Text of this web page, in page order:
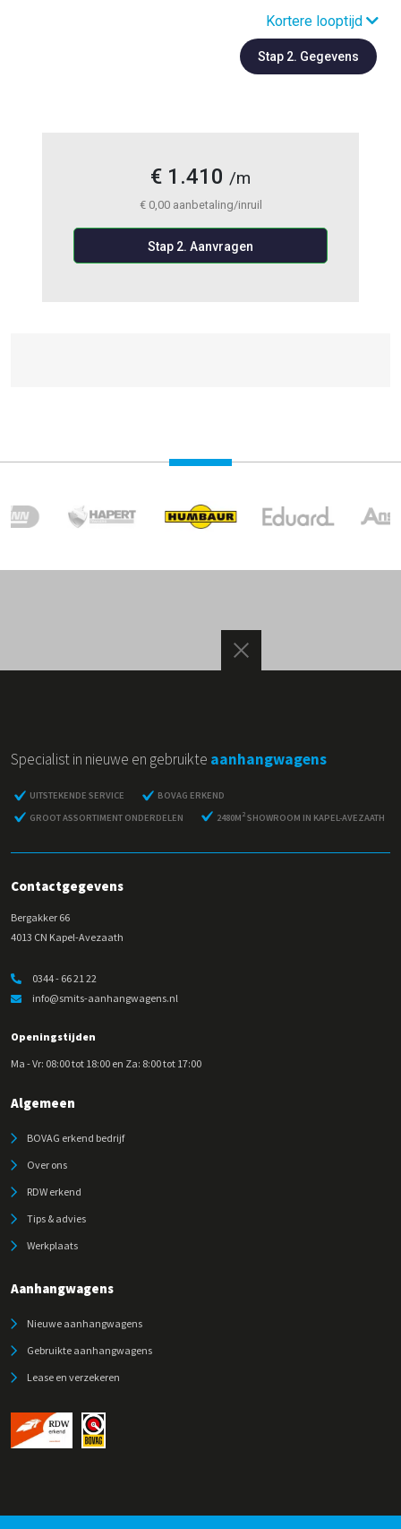
Specialist in nieuwe en gebruikte aanhangwagens
UITSTEKENDE SERVICE
BOVAG ERKEND
GROOT ASSORTIMENT ONDERDELEN
2480M 2SHOWROOM IN KAPEL-AVEZAATH
Contactgegevens
Bergakker 66
4013 CN Kapel-Avezaath
0344 - 66 21 22
info@smits-aanhangwagens.nl
Openingstijden
Ma - Vr: 08:00 tot 18:00 en Za: 8:00 tot 17:00
Algemeen
BOVAG erkend bedrijf
Over ons
RDW erkend
Tips & advies
Werkplaats
Aanhangwagens
Nieuwe aanhangwagens
Gebruikte aanhangwagens
Lease en verzekeren